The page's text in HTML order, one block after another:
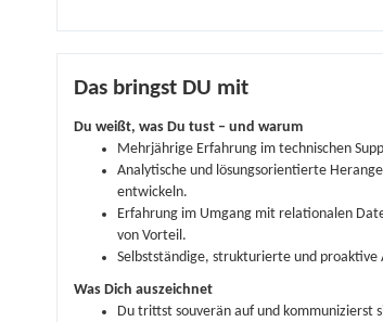
Das bringst DU mit
Du weißt, was Du tust – und warum
Mehrjährige Erfahrung im technischen
Analytische und lösungsorientierte
entwickeln.
Erfahrung im Umgang mit relationalen
von Vorteil.
Selbstständige, strukturierte und
Was Dich auszeichnet
Du trittst souverän auf und kommunizierst